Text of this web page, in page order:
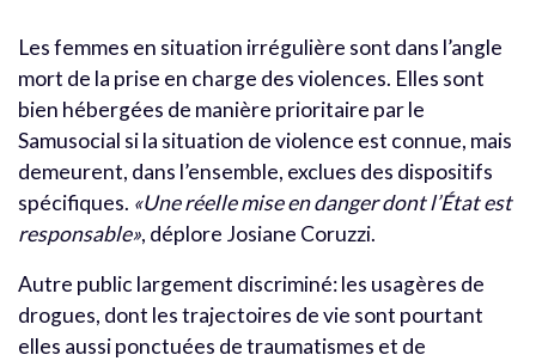
Les femmes en situation irrégulière sont dans l’angle
mort de la prise en charge des violences. Elles sont
bien hébergées de manière prioritaire par le
Samusocial si la situation de violence est connue, mais
demeurent, dans l’ensemble, exclues des dispositifs
spécifiques. «Une réelle mise en danger dont l’État est
responsable», déplore Josiane Coruzzi.
Autre public largement discriminé: les usagères de
drogues, dont les trajectoires de vie sont pourtant
elles aussi ponctuées de traumatismes et de